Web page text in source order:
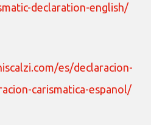
declaration-english/
es/declaracion-
carismatica-espanol/